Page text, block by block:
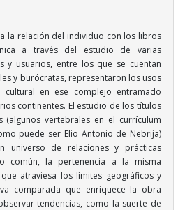
la relación del individuo con los libros
a través del estudio de varias
y usuarios, entre los que se cuentan
y burócratas, representaron los usos
en ese complejo entramado
continentes. El estudio de los títulos
vertebrales en el currículum
puede ser Elio Antonio de Nebrija)
universo de relaciones y prácticas
común, la pertenencia a la misma
atraviesa los límites geográficos y
comparada que enriquece la obra
tendencias, como la suerte de